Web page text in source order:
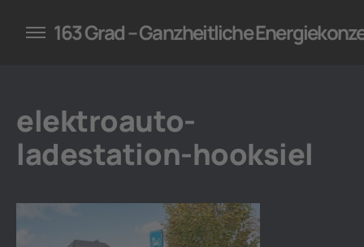
für Unternehmen
163 Grad – Ganzheitliche
elektroauto-
ladestation-hooksiel